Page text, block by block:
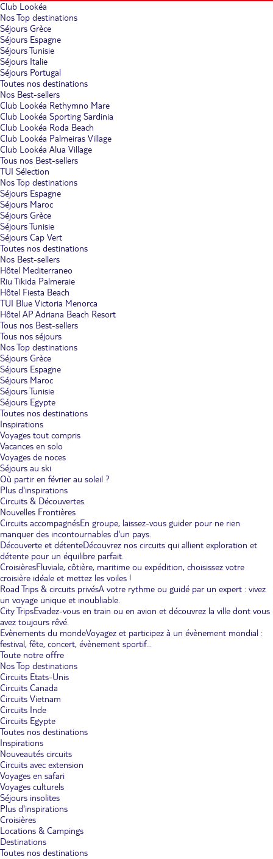
Club Lookéa
Nos Top destinations
Séjours Grèce
Séjours Espagne
Séjours Tunisie
Séjours Italie
Séjours Portugal
Toutes nos destinations
Nos Best-sellers
Club Lookéa Rethymno Mare
Club Lookéa Sporting Sardinia
Club Lookéa Roda Beach
Club Lookéa Palmeiras Village
Club Lookéa Alua Village
Tous nos Best-sellers
TUI Sélection
Nos Top destinations
Séjours Espagne
Séjours Maroc
Séjours Grèce
Séjours Tunisie
Séjours Cap Vert
Toutes nos destinations
Nos Best-sellers
Hôtel Mediterraneo
Riu Tikida Palmeraie
Hôtel Fiesta Beach
TUI Blue Victoria Menorca
Hôtel AP Adriana Beach Resort
Tous nos Best-sellers
Tous nos séjours
Nos Top destinations
Séjours Grèce
Séjours Espagne
Séjours Maroc
Séjours Tunisie
Séjours Egypte
Toutes nos destinations
Inspirations
Voyages tout compris
Vacances en solo
Voyages de noces
Séjours au ski
Où partir en février au soleil ?
Plus d'inspirations
Circuits & Découvertes
Nouvelles Frontières
Circuits accompagnésEn groupe, laissez-vous guider pour ne rien
manquer des incontournables d'un pays.
Découverte et détenteDécouvrez nos circuits qui allient exploration et
détente pour un équilibre parfait.
CroisièresFluviale, côtière, maritime ou expédition, choisissez votre
croisière idéale et mettez les voiles !
Road Trips & circuits privésA votre rythme ou guidé par un expert : vivez
un voyage unique et inoubliable.
City TripsEvadez-vous en train ou en avion et découvrez la ville dont vous
avez toujours rêvé.
Evènements du mondeVoyagez et participez à un évènement mondial :
festival, fête, concert, évènement sportif...
Toute notre offre
Nos Top destinations
Circuits Etats-Unis
Circuits Canada
Circuits Vietnam
Circuits Inde
Circuits Egypte
Toutes nos destinations
Inspirations
Nouveautés circuits
Circuits avec extension
Voyages en safari
Voyages culturels
Séjours insolites
Plus d'inspirations
Croisières
Locations & Campings
Destinations
Toutes nos destinations